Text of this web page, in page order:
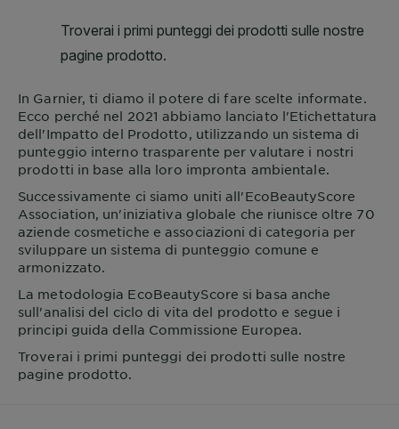
In Garnier, ti diamo il potere di fare scelte informate.
Ecco perché nel 2021 abbiamo lanciato l'Etichettatura
dell'Impatto del Prodotto, utilizzando un sistema di
punteggio interno trasparente per valutare i nostri
prodotti in base alla loro impronta ambientale.
Successivamente ci siamo uniti all'EcoBeautyScore
Association, un'iniziativa globale che riunisce oltre 70
aziende cosmetiche e associazioni di categoria per
sviluppare un sistema di punteggio comune e
armonizzato.
La metodologia EcoBeautyScore si basa anche
sull'analisi del ciclo di vita del prodotto e segue i
principi guida della Commissione Europea.
Troverai i primi punteggi dei prodotti sulle nostre
pagine prodotto.